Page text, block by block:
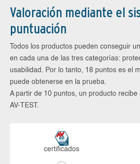
Valoración mediante el
puntuación
Todos los productos pueden conseguir
en cada una de las tres categorías:
usabilidad. Por lo tanto, 18 puntos es el
puede obtenerse en la prueba.
A partir de 10 puntos, un producto recibe
AV-TEST.
certi­ficados